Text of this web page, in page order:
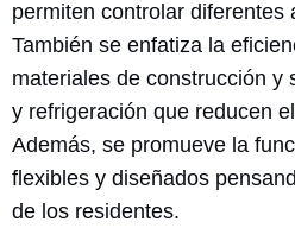
permiten controlar diferentes
También se enfatiza la
materiales de construcción y
y refrigeración que reducen
Además, se promueve la
flexibles y diseñados
de los residentes.